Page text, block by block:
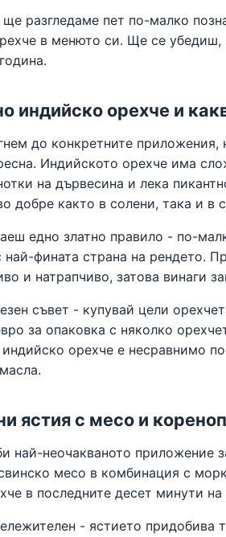
ще разгледаме пет по-малко
в менюто си. Ще се убедиш,
индийско орехче и
до конкретните
Индийското орехче има
на дървесина и лека
добре както в солени, така и в
едно златно правило - по-
най-фината страна на рендето.
и натрапчиво, затова винаги
съвет - купувай цели
за опаковка с няколко
индийско орехче е несравнимо
ястия с месо и
най-неочакваното приложение
месо в комбинация с
в последните десет минути на
- ястието